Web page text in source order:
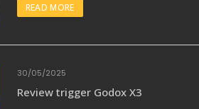
READ MORE
30/05/2025
Review trigger Godox X3